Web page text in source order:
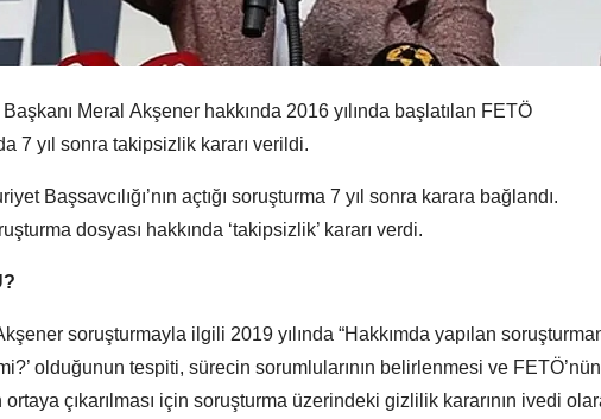
Meral Akşener hakkında 2016 yılında başlatılan FETÖ
7 yıl sonra takipsizlik kararı verildi.
Başsavcılığı’nın açtığı soruşturma 7 yıl sonra karara bağlandı.
dosyası hakkında ‘takipsizlik’ kararı verdi.
soruşturmayla ilgili 2019 yılında “Hakkımda yapılan
olduğunun tespiti, sürecin sorumlularının belirlenmesi ve FETÖ’nün
ortaya çıkarılması için soruşturma üzerindeki gizlilik kararının ivedi